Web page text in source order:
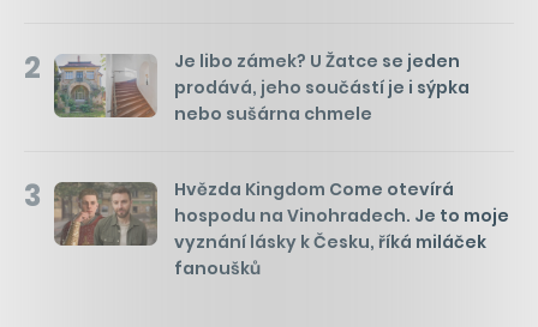
2
Je libo zámek? U Žatce se jeden
prodává, jeho součástí je i sýpka
nebo sušárna chmele
3
Hvězda Kingdom Come otevírá
hospodu na Vinohradech. Je to moje
vyznání lásky k Česku, říká miláček
fanoušků